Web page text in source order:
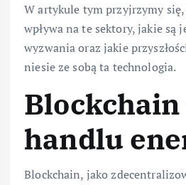
W artykule tym przyjrzymy
wpływa na te sektory, jakie są
wyzwania oraz jakie
niesie ze sobą ta technologia.
handlu
Blockchain, jako